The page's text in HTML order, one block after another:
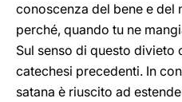
conoscenza del bene e del
perché, quando tu ne
Sul senso di questo divieto
catechesi precedenti. In
satana è riuscito ad